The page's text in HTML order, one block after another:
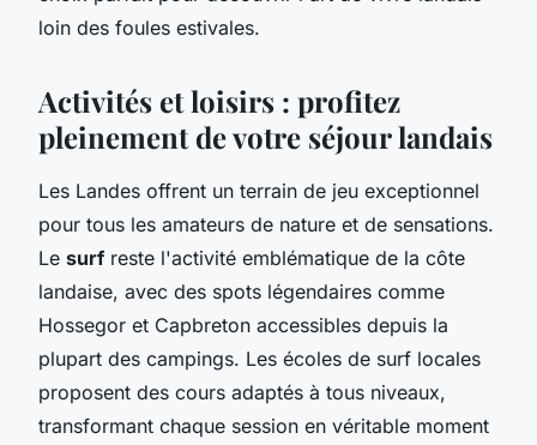
loin des foules estivales.
Activités et loisirs : profitez
pleinement de votre séjour landais
Les Landes offrent un terrain de jeu exceptionnel
pour tous les amateurs de nature et de sensations.
Le surf reste l'activité emblématique de la côte
landaise, avec des spots légendaires comme
Hossegor et Capbreton accessibles depuis la
plupart des campings. Les écoles de surf locales
proposent des cours adaptés à tous niveaux,
transformant chaque session en véritable moment